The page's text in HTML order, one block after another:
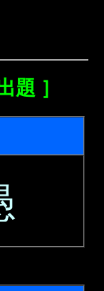
題 ］